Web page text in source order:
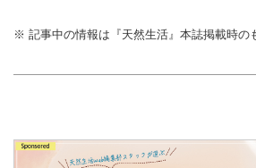
※ 記事中の情報は『天然生活』本誌掲載時の